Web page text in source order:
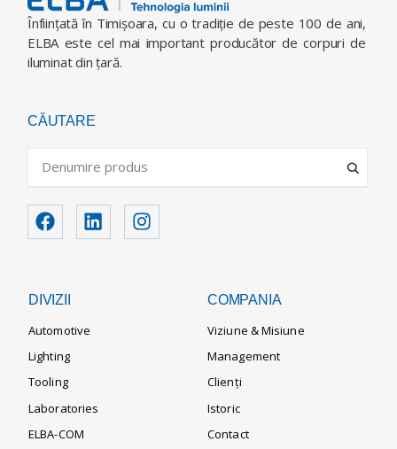
Înfiinţată în Timişoara, cu o tradiţie de peste 100 de ani,
ELBA este cel mai important producător de corpuri de
iluminat din ţară.
CĂUTARE
DIVIZII
Automotive
Lighting
Tooling
Laboratories
ELBA-COM
COMPANIA
Viziune & Misiune
Management
Clienți
Istoric
Contact